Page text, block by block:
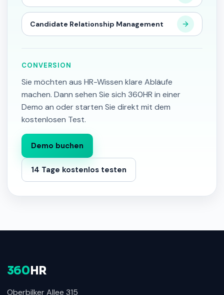
Candidate Relationship Management
CONVERSION
Sie möchten aus HR-Wissen klare Abläufe
machen. Dann sehen Sie sich 360HR in einer
Demo an oder starten Sie direkt mit dem
kostenlosen Test.
Demo buchen
14 Tage kostenlos testen
360 HR
Oberbilker Allee 315